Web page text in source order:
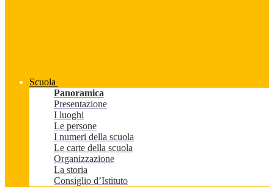
Scuola
Panoramica
Presentazione
I luoghi
Le persone
I numeri della scuola
Le carte della scuola
Organizzazione
La storia
Consiglio d’Istituto